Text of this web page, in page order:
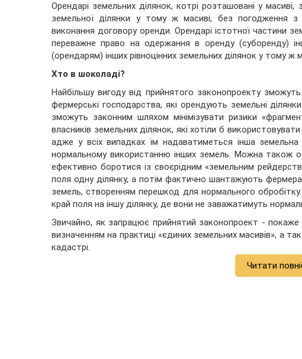
Орендарі земельних ділянок, котрі розташовані у
земельної ділянки у тому ж масиві, без погодження
виконання договору оренди. Орендарі істотної частини
переважне право на одержання в оренду (суборенду)
(орендарям) інших рівноцінних земельних ділянок у тому ж
Хто в шоколаді?
Найбільшу вигоду від прийнятого законопроекту
фермерські господарства, які орендують земельні
зможуть законним шляхом мінімізувати ризики
власників земельних ділянок, які хотіли б
адже у всіх випадках їм надаватиметься інша
нормальному використанню інших земель. Можна також
ефективно боротися із своєрідним «земельним
поля одну ділянку, а потім фактично шантажують
земель, створенням перешкод для нормального
край поля на іншу ділянку, де вони не заважатимуть
Звичайно, як запрацює прийнятий законопроект - покаже
визначенням на практиці «єдиних земельних масивів», а
кадастрі.
Читати